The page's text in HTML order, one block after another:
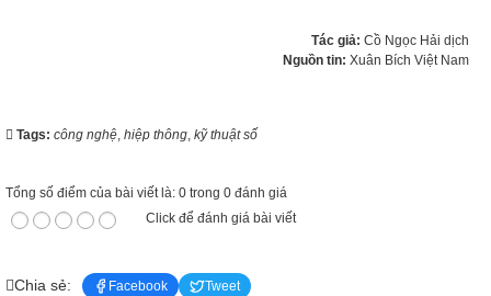
Tác giả: Cồ Ngọc Hải dịch
Nguồn tin: Xuân Bích Việt Nam
Tags: công nghệ hiệp thông kỹ thuật số
Tổng số điểm của bài viết là: 0 trong 0 đánh giá
Click để đánh giá bài viết
Chia sẻ: Facebook Tweet